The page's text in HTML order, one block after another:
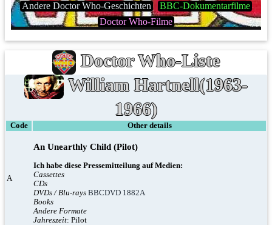
Andere Doctor Who-Geschichten
BBC-Dokumentarfilme
Doctor Who-Filme
Doctor Who-Liste
William Hartnell(1963-
1966)
Code Other details
A
An Unearthly Child (Pilot)
Ich habe diese Pressemitteilung auf Medien:
Cassettes
CDs
DVDs / Blu-rays BBCDVD 1882A
Books
Andere Formate
Jahreszeit: Pilot